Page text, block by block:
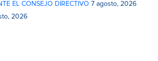
EL CONSEJO DIRECTIVO 7 agosto, 2026
2026